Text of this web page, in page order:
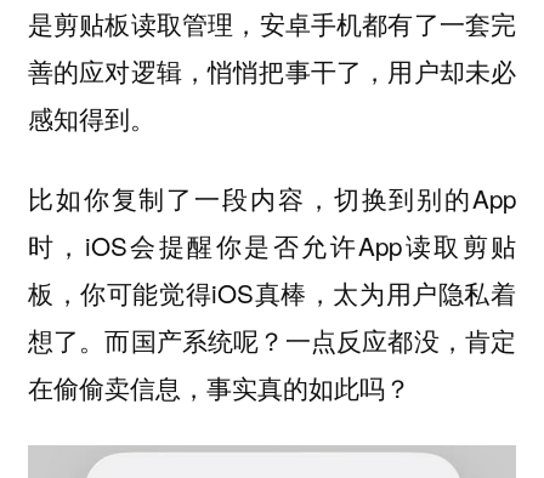
是剪贴板读取管理， 安卓手机都有了一套完
善的应对逻辑，悄悄把事干了，用户却未必
感知得到。
比如你复制了一段内容，切换到别的App
时，iOS会提醒你是否允许App读取剪贴
板，你可能觉得iOS真棒，太为用户隐私着
想了。而国产系统呢？一点反应都没，肯定
在偷偷卖信息，事实真的如此吗？